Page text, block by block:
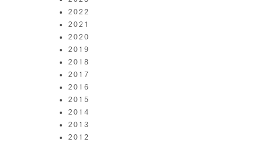
2022
2021
2020
2019
2018
2017
2016
2015
2014
2013
2012